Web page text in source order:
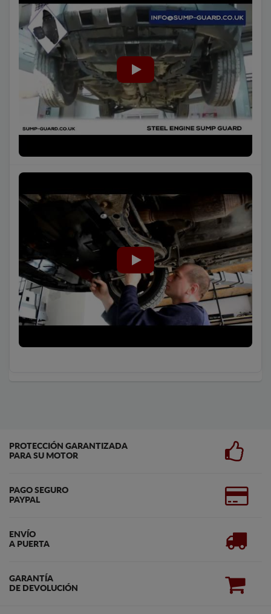
PROTECCIÓN GARANTIZADA
PARA SU MOTOR
PAGO SEGURO
PAYPAL
ENVÍO
A PUERTA
GARANTÍA
DE DEVOLUCIÓN